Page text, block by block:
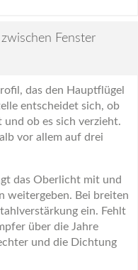
Fenster
das den Hauptflügel
entscheidet sich, ob
ob es sich verzieht.
vor allem auf drei
das Oberlicht mit und
weitergeben. Bei breiten
ein. Fehlt
über die Jahre
und die Dichtung